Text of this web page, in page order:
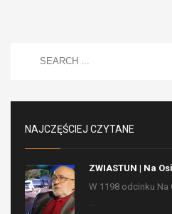
NAJCZĘŚCIEJ CZYTANE
ZWIASTUN | Na
W 1198 odcinku Na